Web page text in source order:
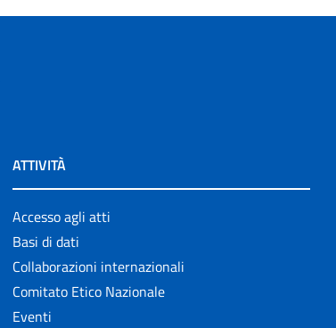
ATTIVITÀ
Accesso agli atti
Basi di dati
Collaborazioni internazionali
Comitato Etico Nazionale
Eventi